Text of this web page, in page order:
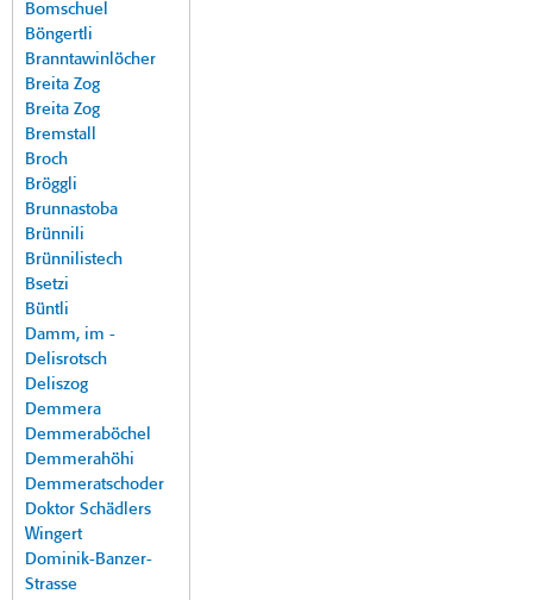
Bomschuel
Böngertli
Branntawinlöcher
Breita Zog
Breita Zog
Bremstall
Broch
Bröggli
Brunnastoba
Brünnili
Brünnilistech
Bsetzi
Büntli
Damm, im -
Delisrotsch
Deliszog
Demmera
Demmeraböchel
Demmerahöhi
Demmeratschoder
Doktor Schädlers
Wingert
Dominik-Banzer-
Strasse